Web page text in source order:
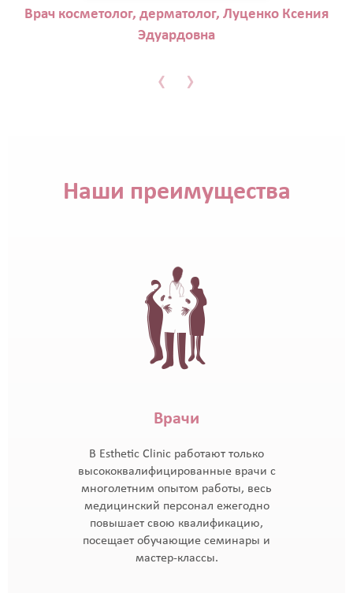
Врач косметолог, дерматолог, Луценко Ксения
Эдуардовна
‹ ›
Наши преимущества
Врачи
В Esthetic Clinic работают только
высококвалифицированные врачи с
многолетним опытом работы, весь
медицинский персонал ежегодно
повышает свою квалификацию,
посещает обучающие семинары и
мастер-классы.